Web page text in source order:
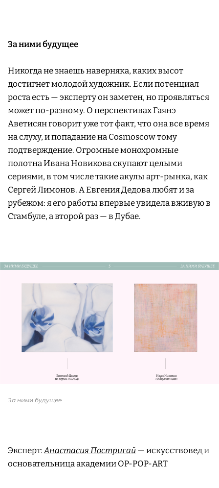
За ними будущее
Никогда не знаешь наверняка, каких высот
достигнет молодой художник. Если потенциал
роста есть — эксперту он заметен, но проявляться
может по-разному. О перспективах Гаянэ
Аветисян говорит уже тот факт, что она все время
на слуху, и попадание на Cosmoscow тому
подтверждение. Огромные монохромные
полотна Ивана Новикова скупают целыми
сериями, в том числе такие акулы арт-рынка, как
Сергей Лимонов. А Евгения Дедова любят и за
рубежом: я его работы впервые увидела вживую в
Стамбуле, а второй раз — в Дубае.
За ними будущее
Эксперт:Анастасия Постригай— искусствовед и
основательница академии OP-POP-ART